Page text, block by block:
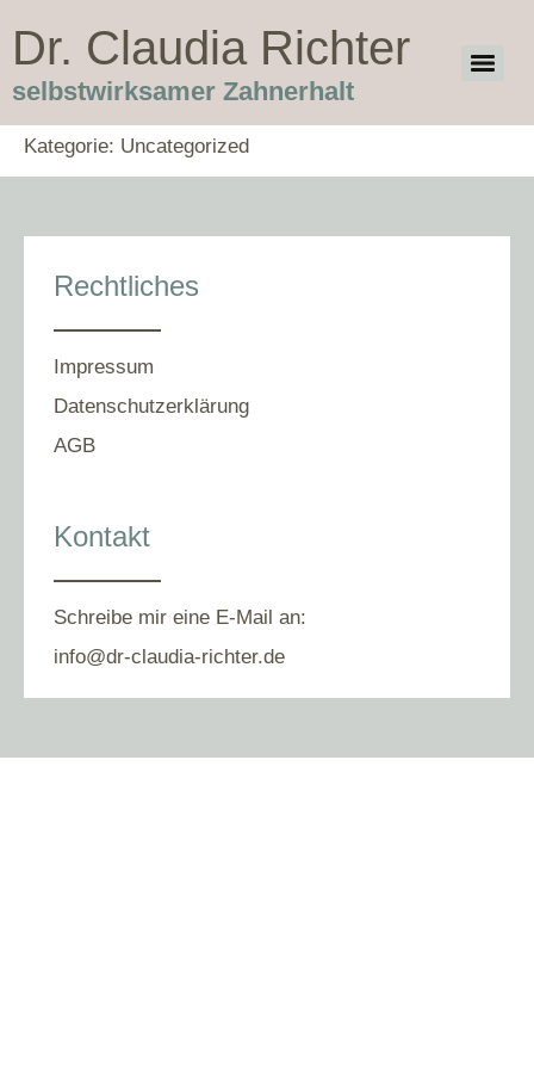
Dr. Claudia Richter
selbstwirksamer Zahnerhalt
Kategorie: Uncategorized
Rechtliches
Impressum
Datenschutzerklärung
AGB
Kontakt
Schreibe mir eine E-Mail an:
info@dr-claudia-richter.de